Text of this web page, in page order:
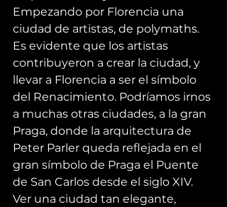
Empezando por Florencia una
ciudad de artistas, de polymaths.
Es evidente que los artistas
contribuyeron a crear la ciudad, y
llevar a Florencia a ser el símbolo
del Renacimiento. Podríamos irnos
a muchas otras ciudades, a la gran
Praga, donde la arquitectura de
Peter Parler queda reflejada en el
gran símbolo de Praga el Puente
de San Carlos desde el siglo XIV.
Ver una ciudad tan elegante,